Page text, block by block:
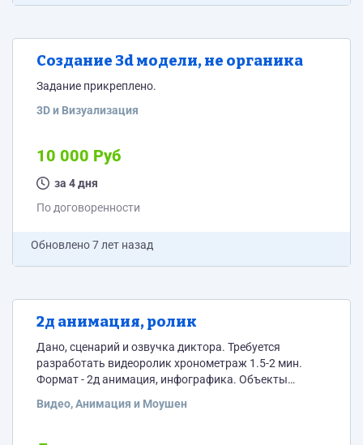
Создание 3d модели, не органика
Задание прикреплено.
3D и Визуализация
10 000 Руб
за 4 дня
По договоренности
Обновлено7 лет назад
2д анимация, ролик
Дано, сценарий и озвучка диктора. Требуется
разработать видеоролик хронометраж 1.5-2 мин.
Формат - 2д анимация, инфографика. Объекты
оригинального и сложного отрисовывать не
Видео, Анимация и Моушен